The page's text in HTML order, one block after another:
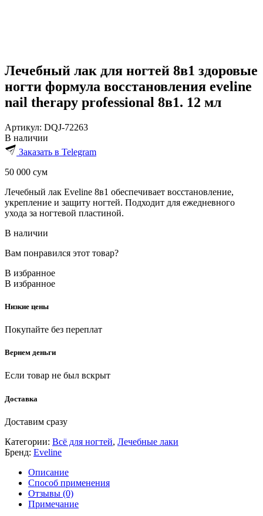
Лечебный лак для ногтей 8в1 здоровые
ногти формула восстановления eveline
nail therapy professional 8в1. 12 мл
Артикул: DQJ-72263
В наличии
Заказать в Telegram
50 000 сум
Лечебный лак Eveline 8в1 обеспечивает восстановление,
укрепление и защиту ногтей. Подходит для ежедневного
ухода за ногтевой пластиной.
В наличии
Вам понравился этот товар?
В избранное
В избранное
Низкие цены
Покупайте без переплат
Вернем деньги
Если товар не был вскрыт
Доставка
Доставим сразу
Категории: Всё для ногтей, Лечебные лаки
Бренд: Eveline
Описание
Способ применения
Отзывы (0)
Примечание